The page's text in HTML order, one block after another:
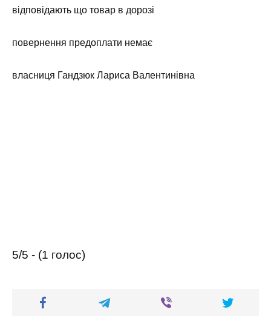
відповідають що товар в дорозі
повернення предоплати немає
власниця Гандзюк Лариса Валентинівна
5/5 - (1 голос)